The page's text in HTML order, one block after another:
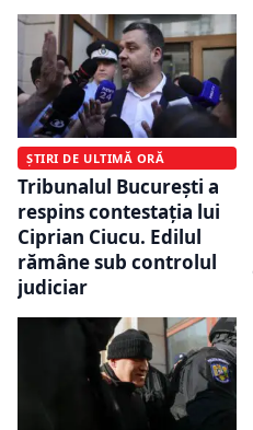
ȘTIRI DE ULTIMĂ ORĂ
Tribunalul București a
respins contestația lui
Ciprian Ciucu. Edilul
rămâne sub controlul
judiciar